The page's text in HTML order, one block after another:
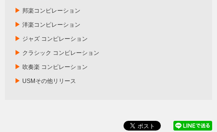
▶ 邦楽コンピレーション
▶ 洋楽コンピレーション
▶ ジャズ コンピレーション
▶ クラシック コンピレーション
▶ 吹奏楽 コンピレーション
▶ USMその他リリース